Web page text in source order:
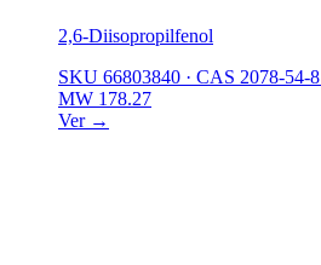
2,6-Diisopropilfenol
SKU 66803840 · CAS 2078-54-8
MW 178.27
Ver →